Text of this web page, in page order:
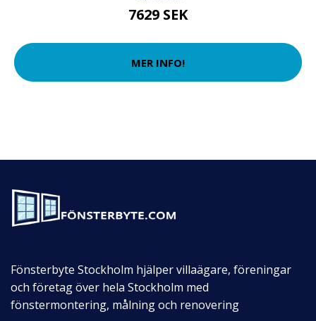
7629 SEK
MER INFO!
Fönsterbyte Stockholm hjälper villaägare, föreningar
och företag över hela Stockholm med
fönstermontering, målning och renovering